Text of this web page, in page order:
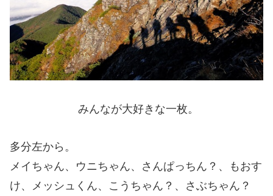
みんなが大好きな一枚。
多分左から。
メイちゃん、ウニちゃん、さんぱっちん？、もおす
け、メッシュくん、こうちゃん？、さぶちゃん？